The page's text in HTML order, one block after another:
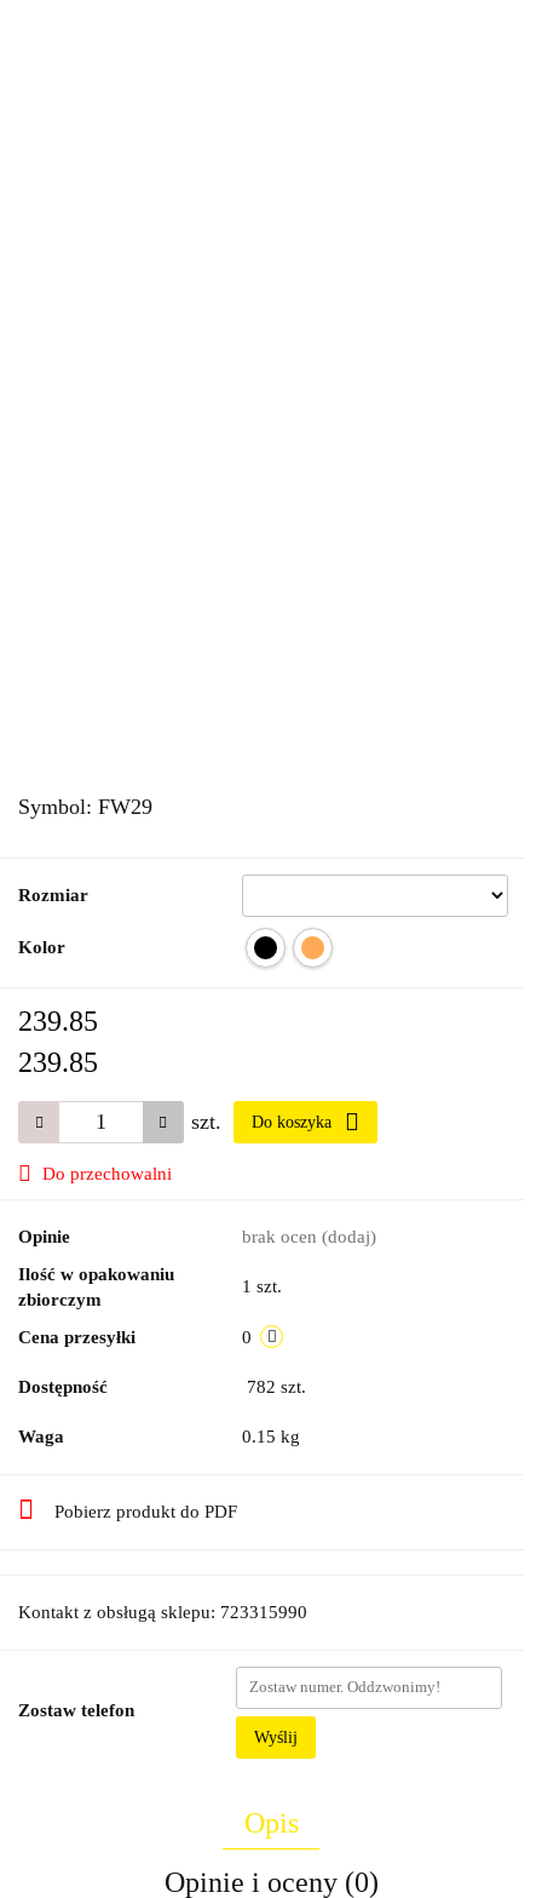
Symbol: FW29
Rozmiar
Kolor
239.85
239.85
szt. Do koszyka
Do przechowalni
Opinie brak ocen (dodaj)
Ilość w opakowaniu
zbiorczym
1 szt.
Cena przesyłki 0
Dostępność 782 szt.
Waga 0.15 kg
Pobierz produkt do PDF
Kontakt z obsługą sklepu: 723315990
Zostaw telefon
Wyślij
Opis
Opinie i oceny (0)